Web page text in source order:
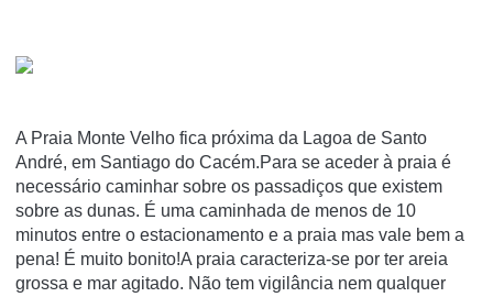
A Praia Monte Velho fica próxima da Lagoa de Santo
André, em Santiago do Cacém.Para se aceder à praia é
necessário caminhar sobre os passadiços que existem
sobre as dunas. É uma caminhada de menos de 10
minutos entre o estacionamento e a praia mas vale bem a
pena! É muito bonito!A praia caracteriza-se por ter areia
grossa e mar agitado. Não tem vigilância nem qualquer